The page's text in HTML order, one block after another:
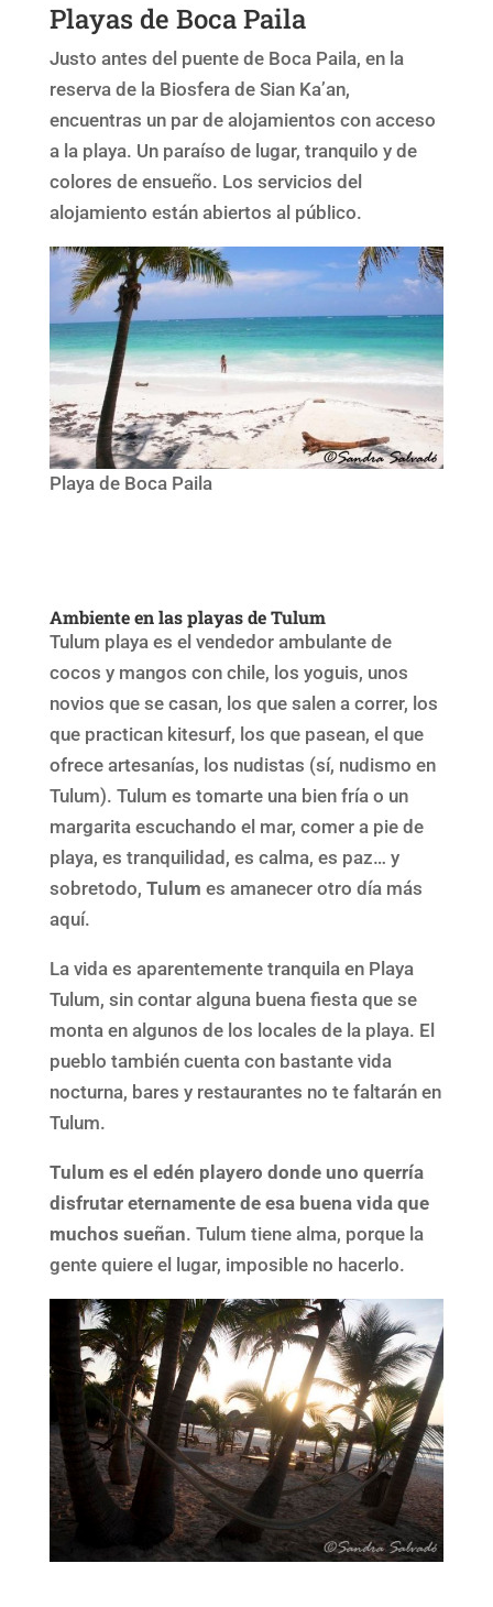
Playas de Boca Paila
Justo antes del puente de Boca Paila, en la
reserva de la Biosfera de Sian Ka’an,
encuentras un par de alojamientos con acceso
a la playa. Un paraíso de lugar, tranquilo y de
colores de ensueño. Los servicios del
alojamiento están abiertos al público.
Playa de Boca Paila
Ambiente en las playas de Tulum
Tulum playa es el vendedor ambulante de
cocos y mangos con chile, los yoguis, unos
novios que se casan, los que salen a correr, los
que practican kitesurf, los que pasean, el que
ofrece artesanías, los nudistas (sí, nudismo en
Tulum). Tulum es tomarte una bien fría o un
margarita escuchando el mar, comer a pie de
playa, es tranquilidad, es calma, es paz… y
sobretodo, Tulum es amanecer otro día más
aquí.
La vida es aparentemente tranquila en Playa
Tulum, sin contar alguna buena fiesta que se
monta en algunos de los locales de la playa. El
pueblo también cuenta con bastante vida
nocturna, bares y restaurantes no te faltarán en
Tulum.
Tulum es el edén playero donde uno querría
disfrutar eternamente de esa buena vida que
muchos sueñan. Tulum tiene alma, porque la
gente quiere el lugar, imposible no hacerlo.